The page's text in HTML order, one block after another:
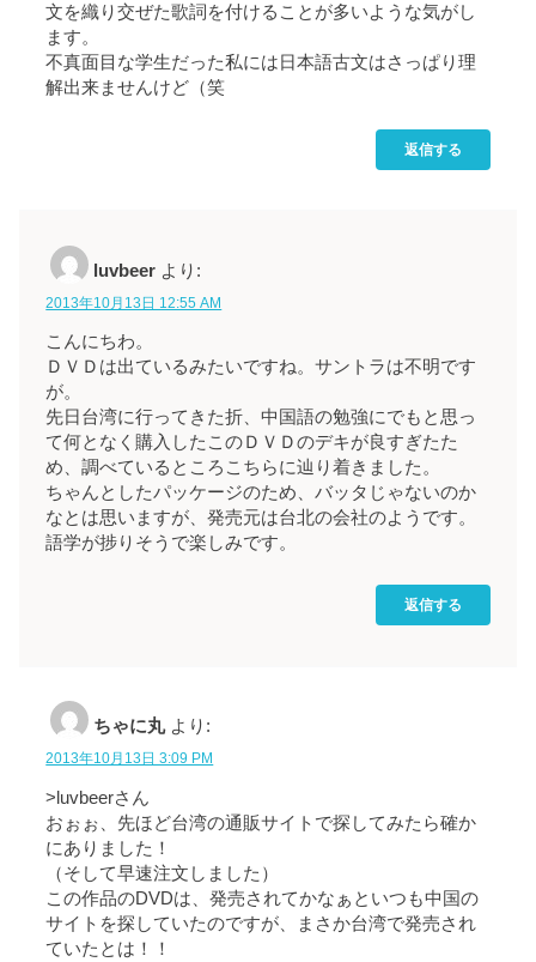
文を織り交ぜた歌詞を付けることが多いような気がし
ます。
不真面目な学生だった私には日本語古文はさっぱり理
解出来ませんけど（笑
返信する
luvbeer より:
2013年10月13日 12:55 AM
こんにちわ。
ＤＶＤは出ているみたいですね。サントラは不明です
が。
先日台湾に行ってきた折、中国語の勉強にでもと思っ
て何となく購入したこのＤＶＤのデキが良すぎたた
め、調べているところこちらに辿り着きました。
ちゃんとしたパッケージのため、バッタじゃないのか
なとは思いますが、発売元は台北の会社のようです。
語学が捗りそうで楽しみです。
返信する
ちゃに丸 より:
2013年10月13日 3:09 PM
>luvbeerさん
おぉぉ、先ほど台湾の通販サイトで探してみたら確か
にありました！
（そして早速注文しました）
この作品のDVDは、発売されてかなぁといつも中国の
サイトを探していたのですが、まさか台湾で発売され
ていたとは！！